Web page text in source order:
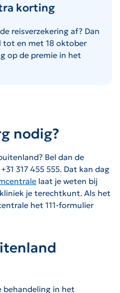
korting
reisverzekering af? Dan
tot en met 18 oktober
op de premie in het
nodig?
Bel dan de
317 455 555. Dat kan dag
laat je weten bij
je terechtkunt. Als het
het 111-formulier
behandeling in het